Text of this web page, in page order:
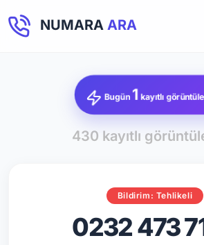
NUMARA ARA
Bugün 1 kayıtlı
430 kayıtlı
Bildirim: Tehlikeli
0232 473